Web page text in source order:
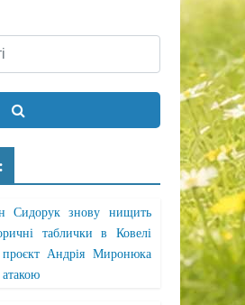
Сидорук знову нищить
таблички в Ковелі
Андрія Миронюка
атакою